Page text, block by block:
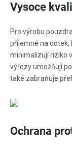
Vysoce
Pro výrobu
příjemné na dotek,
minimalizují riziko
výřezy umožňují
také zabraňuje
Ochrana